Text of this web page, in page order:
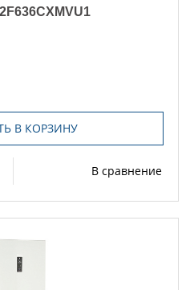
В КОРЗИНУ
В сравнение